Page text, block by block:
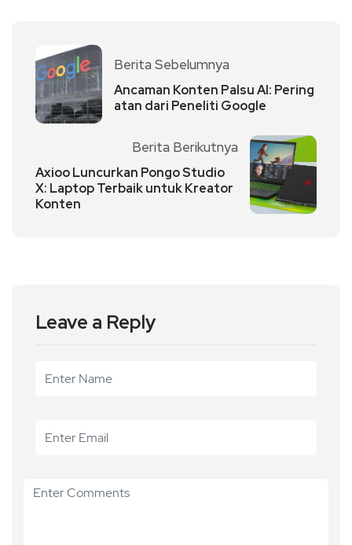
Berita Sebelumnya
Ancaman Konten Palsu AI: Pering
atan dari Peneliti Google
Berita Berikutnya
Axioo Luncurkan Pongo Studio
X: Laptop Terbaik untuk Kreator
Konten
Leave a Reply